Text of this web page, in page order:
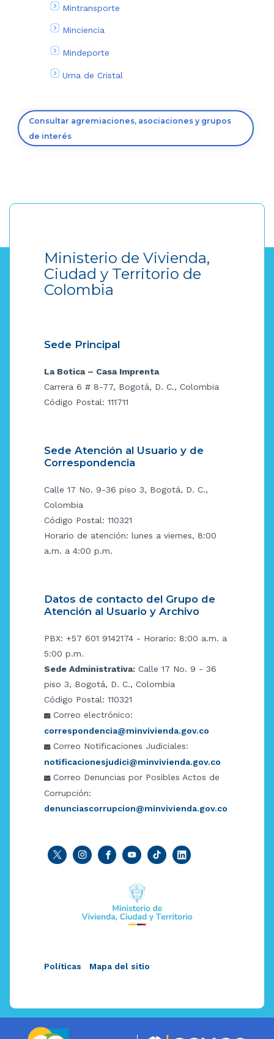
Mintransporte
Minciencia
Mindeporte
Urna de Cristal
Consultar agremiaciones, asociaciones y grupos
de interés
Ministerio de Vivienda,
Ciudad y Territorio de
Colombia
Sede Principal
La Botica – Casa Imprenta
Carrera 6 # 8-77, Bogotá, D. C., Colombia
Código Postal: 111711
Sede Atención al Usuario y de
Correspondencia
Calle 17 No. 9-36 piso 3, Bogotá, D. C.,
Colombia
Código Postal: 110321
Horario de atención: lunes a viernes, 8:00
a.m. a 4:00 p.m.
Datos de contacto del Grupo de
Atención al Usuario y Archivo
PBX: +57 601 9142174 - Horario: 8:00 a.m. a
5:00 p.m.
Sede Administrativa: Calle 17 No. 9 - 36
piso 3, Bogotá, D. C., Colombia
Código Postal: 110321
Correo electrónico:
correspondencia@minvivienda.gov.co
Correo Notificaciones Judiciales:
notificacionesjudici@minvivienda.gov.co
Correo Denuncias por Posibles Actos de
Corrupción:
denunciascorrupcion@minvivienda.gov.co
Políticas Mapa del sitio